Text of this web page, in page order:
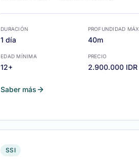
DURACIÓN
1 día
PROFUNDIDAD MÁX
40m
EDAD MÍNIMA
12+
PRECIO
2.900.000 IDR
Saber más
SSI